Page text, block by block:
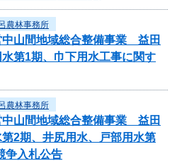
農林事務所
中山間地域総合整備事業 益田
第1期、巾下用水工事に関す
農林事務所
中山間地域総合整備事業 益田
2期、井尻用水、戸部用水第
争入札公告